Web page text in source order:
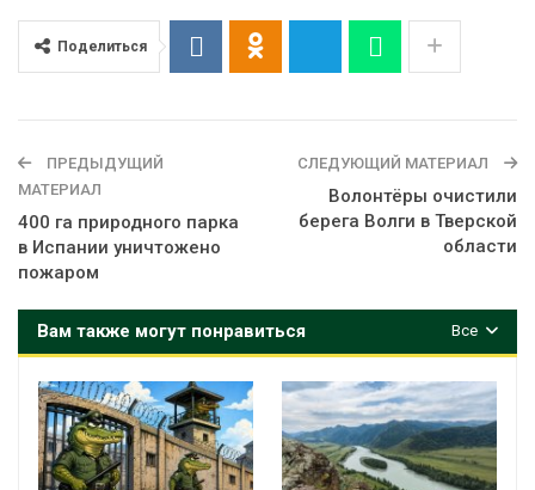
Поделиться
ПРЕДЫДУЩИЙ
МАТЕРИАЛ
400 га природного парка
в Испании уничтожено
пожаром
СЛЕДУЮЩИЙ МАТЕРИАЛ
Волонтёры очистили
берега Волги в Тверской
области
Все
Вам также могут понравиться